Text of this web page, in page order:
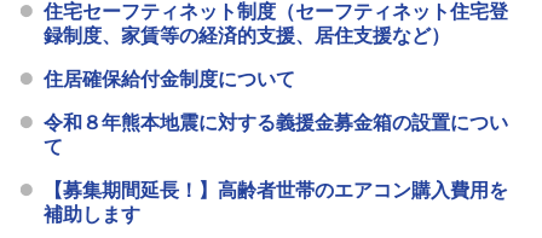
住宅セーフティネット制度（セーフティネット住宅登
録制度、家賃等の経済的支援、居住支援など）
住居確保給付金制度について
令和８年熊本地震に対する義援金募金箱の設置につい
て
【募集期間延長！】高齢者世帯のエアコン購入費用を
補助します